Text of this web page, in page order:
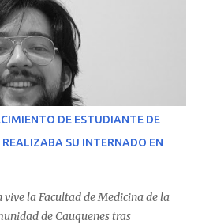
DE ESTUDIANTE DE
SU INTERNADO EN
la Facultad de Medicina de la
de Cauquenes tras